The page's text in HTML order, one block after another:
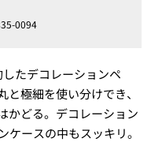
0094
たデコレーションペ
極細を使い分けでき、
かどる。デコレーション
ースの中もスッキリ。